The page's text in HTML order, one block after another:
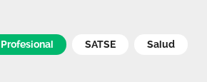
Profesional SATSE Salud